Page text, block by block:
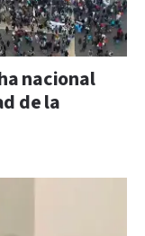
nacional
de la